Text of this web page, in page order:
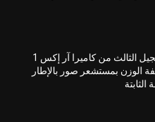
سوني تطلق الجيل الثالث من كاميرا آر إكس 1
الوزن بمستشعر صور بالإطار